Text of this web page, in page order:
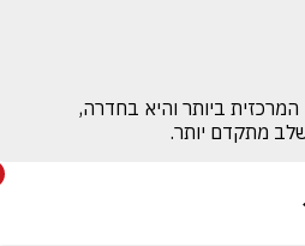
מתקדם יותר.